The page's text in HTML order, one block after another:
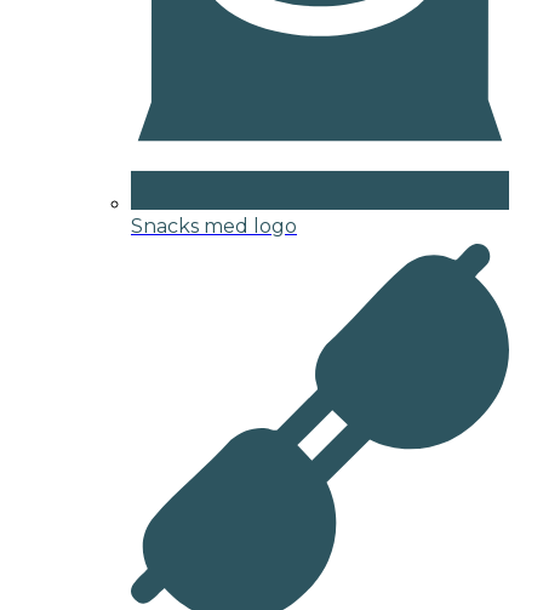
Snacks med logo